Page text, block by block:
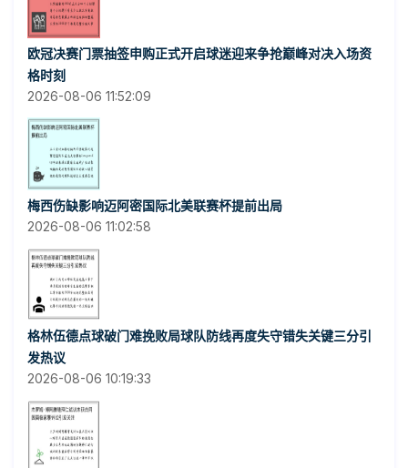
欧冠决赛门票抽签申购正式开启球迷迎来争抢巅峰对决入场资
格时刻
2026-08-06 11:52:09
梅西伤缺影响迈阿密国际北美联赛杯提前出局
2026-08-06 11:02:58
格林伍德点球破门难挽败局球队防线再度失守错失关键三分引
发热议
2026-08-06 10:19:33